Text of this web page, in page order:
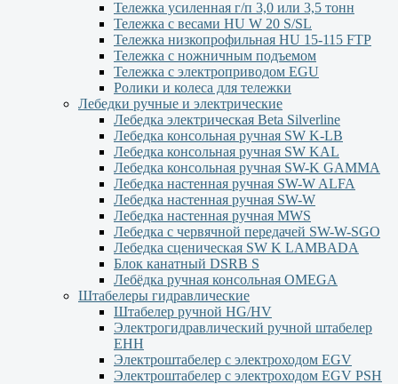
Тележка усиленная г/п 3,0 или 3,5 тонн
Тележка с весами HU W 20 S/SL
Тележка низкопрофильная HU 15-115 FTP
Тележка с ножничным подъемом
Тележка с электроприводом EGU
Ролики и колеса для тележки
Лебедки ручные и электрические
Лебедка электрическая Beta Silverline
Лебедка консольная ручная SW K-LB
Лебедка консольная ручная SW KAL
Лебедка консольная ручная SW-K GAMMA
Лебедка настенная ручная SW-W ALFA
Лебедка настенная ручная SW-W
Лебедка настенная ручная MWS
Лебедка с червячной передачей SW-W-SGO
Лебедка сценическая SW K LAMBADA
Блок канатный DSRB S
Лебёдка ручная консольная OMEGA
Штабелеры гидравлические
Штабелер ручной HG/HV
Электрогидравлический ручной штабелер
ЕНН
Электроштабелер с электроходом EGV
Электроштабелер с электроходом EGV PSH